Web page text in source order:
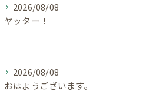
2026/08/08
ヤッター！
2026/08/08
おはようございます。